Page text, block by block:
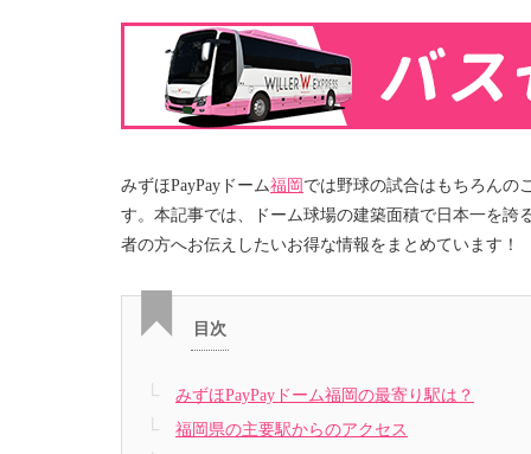
みずほPayPayドーム福岡 では野球の試合はもちろんの
す。本記事では、ドーム球場の建築面積で日本一を誇
者の方へお伝えしたいお得な情報をまとめています！
目次
みずほPayPayドーム福岡の最寄り駅は？
福岡県の主要駅からのアクセス